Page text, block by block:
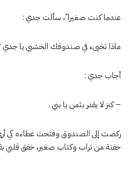
عندما كنت صغيرا ً، سألت جدي :
ماذا تخبىء في صندوقك الخشبي يا جدي
أجاب جدي :
– كنز لا يقدر بثمن يا بني .
ركضت إلى الصندوق وفتحت غطاءه كي
حفنة من تراب وكتاب صغير، خفق قلبي